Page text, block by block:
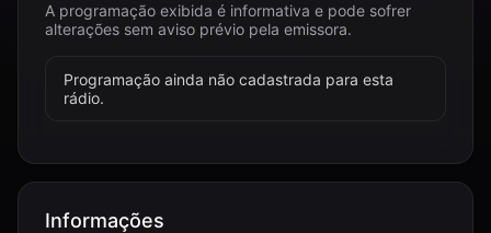
A programação exibida é informativa e pode sofrer
alterações sem aviso prévio pela emissora.
Programação ainda não cadastrada para esta
rádio.
Informações